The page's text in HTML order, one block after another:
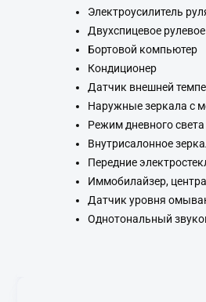
Электроусилитель
Двухспицевое
Бортовой компьютер
Кондиционер
Датчик внешней
Наружные зеркала с
Режим дневного
Внутрисалонное
Передние
Иммобилайзер,
Датчик уровня
Однотональный